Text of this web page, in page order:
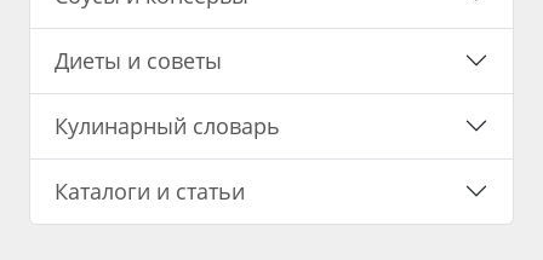
Диеты и советы
Кулинарный словарь
Каталоги и статьи